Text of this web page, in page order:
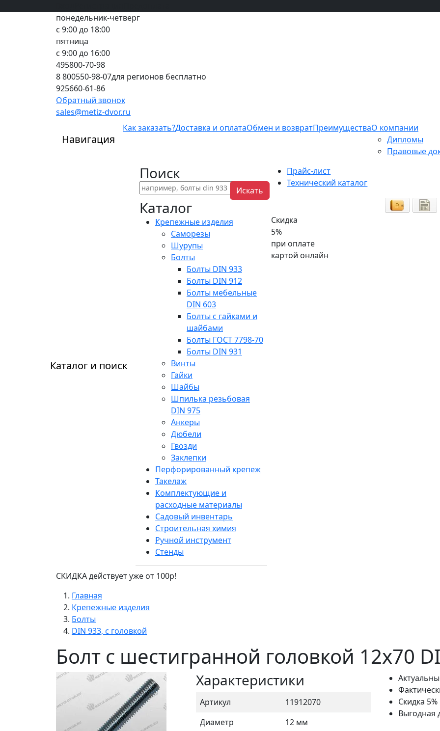
понедельник-четверг
с 9:00 до 18:00
пятница
с 9:00 до 16:00
495800-70-98
8 800550-98-07для регионов бесплатно
925660-61-86
Обратный звонок
sales@metiz-dvor.ru
Навигация
Как заказать?Доставка и оплатаОбмен и возвратПреимуществаО компании
Дипломы
Правовые
Каталог и поиск
Поиск
Искать
Каталог
Крепежные изделия
Саморезы
Шурупы
Болты
Болты DIN 933
Болты DIN 912
Болты мебельные
DIN 603
Болты с гайками и
шайбами
Болты ГОСТ 7798-70
Болты DIN 931
Винты
Гайки
Шайбы
Шпилька резьбовая
DIN 975
Анкеры
Дюбели
Гвозди
Заклепки
Перфорированный крепеж
Такелаж
Комплектующие и
расходные материалы
Садовый инвентарь
Строительная химия
Ручной инструмент
Стенды
Прайс-лист
Технический каталог
Скидка
5%
при оплате
картой онлайн
СКИДКА действует уже от 100р!
Главная
Крепежные изделия
Болты
DIN 933, с головкой
Болт с шестигранной головкой 12x70
Характеристики
Артикул
11912070
Диаметр
12 мм
Скидка
Выгодная